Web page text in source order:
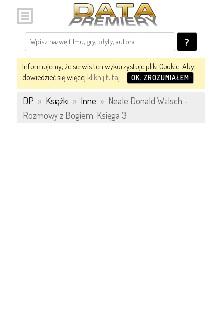
?
Informujemy, że serwis ten wykorzystuje pliki Cookie. Aby
dowiedzieć się więcej kliknij tutaj. OK, ZROZUMIAŁEM
DP » Książki » Inne » Neale Donald Walsch -
Rozmowy z Bogiem. Księga 3